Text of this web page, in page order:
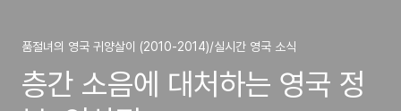
품절녀의 영국 귀양살이 (2010-2014)/실시간 영국 소식
층간 소음에 대처하는 영국 정